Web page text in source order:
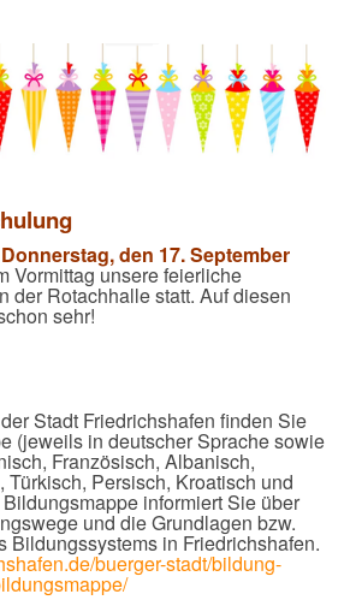
Donnerstag, den 17. September
Vormittag unsere feierliche
der Rotachhalle statt. Auf diesen
sehr!
Stadt Friedrichshafen finden Sie
(jeweils in deutscher Sprache sowie
Französisch, Albanisch,
Persisch, Kroatisch und
informiert Sie über
und die Grundlagen bzw.
Bildungssystems in Friedrichshafen.
buerger-stadt/bildung-